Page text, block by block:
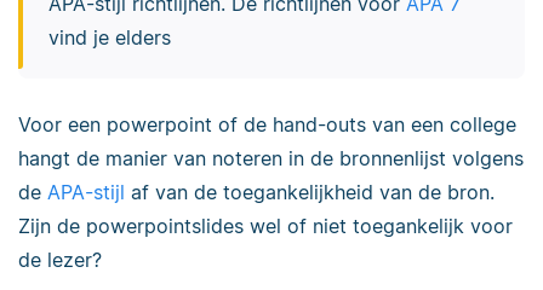
vind je elders
Voor een powerpoint of de hand-outs van een college
hangt de manier van noteren in de bronnenlijst volgens
de APA-stijl af van de toegankelijkheid van de bron.
Zijn de powerpointslides wel of niet toegankelijk voor
de lezer?